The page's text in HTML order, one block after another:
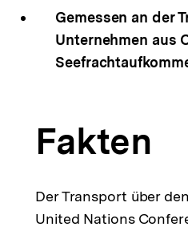
Gemessen an der
Unternehmen aus
Fakten
Der Transport über
United Nations